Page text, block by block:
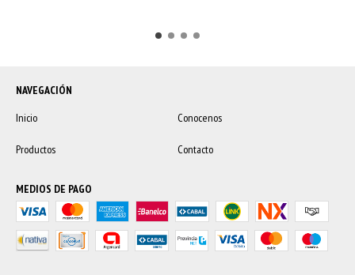
NAVEGACIÓN
Inicio
Conocenos
Productos Contacto
MEDIOS DE PAGO